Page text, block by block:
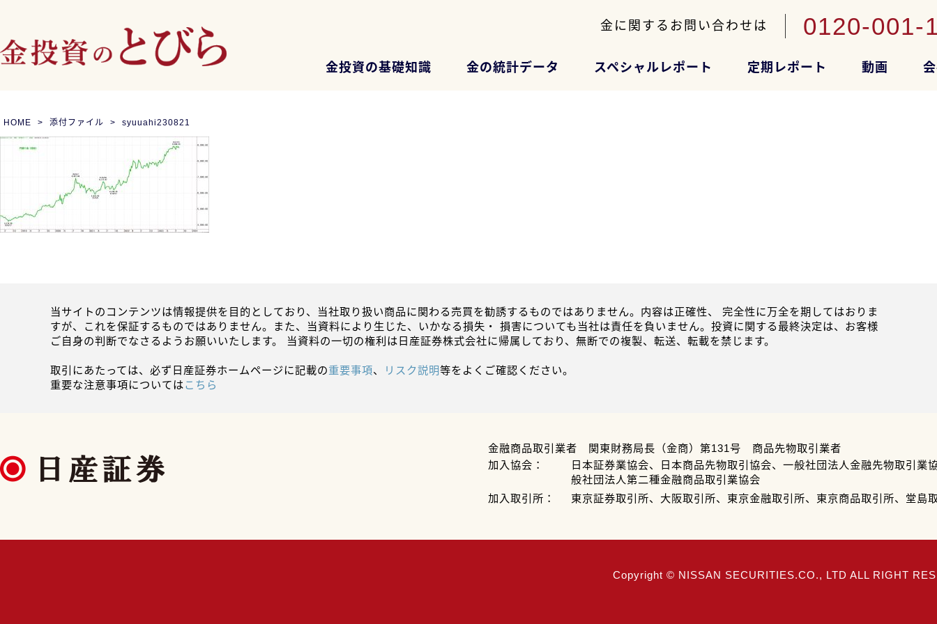
金に関するお問い合わせは 0120-001-
金投資の基礎知識 金の統計データ スペシャルレポート 定期レポート 動画
HOME 添付ファイル syuuahi230821
当サイトのコンテンツは情報提供を目的としており、当社取り扱い商品に関わる売買を勧誘するものではありません。内容は正確性、 完全性に万全を期してはおりま
すが、これを保証するものではありません。また、当資料により生じた、いかなる損失・ 損害についても当社は責任を負いません。投資に関する最終決定は、お客様
ご自身の判断でなさるようお願いいたします。 当資料の一切の権利は日産証券株式会社に帰属しており、無断での複製、転送、転載を禁じます。
取引にあたっては、必ず日産証券ホームページに記載の重要事項、 リスク説明等をよくご確認ください。
重要な注意事項についてはこちら
金融商品取引業者 関東財務局長（金商）第131号 商品先物取引業者
加入協会：
日本証券業協会、日本商品先物取引協会、一般社団法人金融先物取引業
般社団法人第二種金融商品取引業協会
加入取引所：
東京証券取引所、大阪取引所、東京金融取引所、東京商品取引所、堂島
Copyright © NISSAN SECURITIES.CO., LTD ALL RIGHT